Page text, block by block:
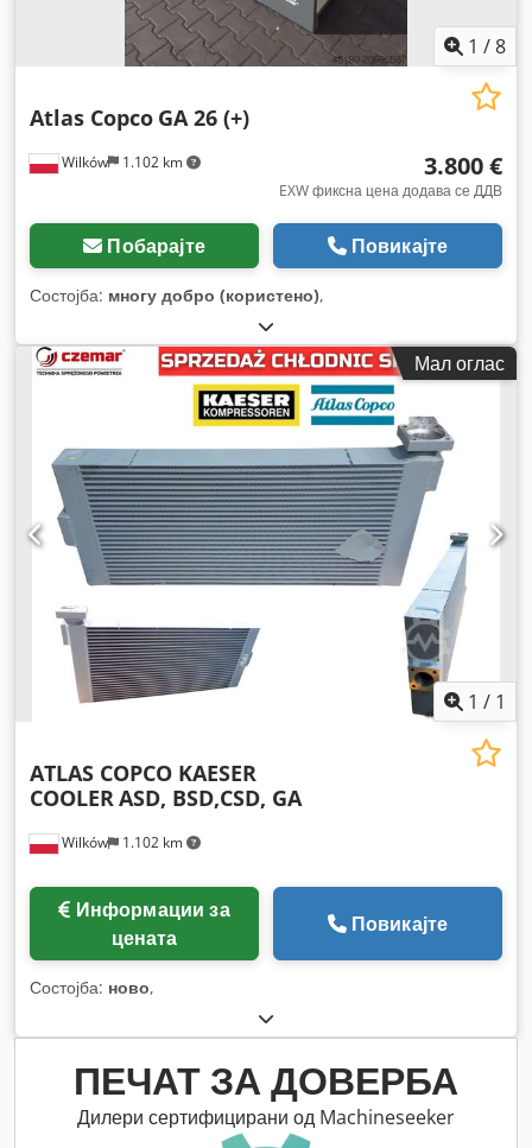
1 /8
Wilków 1.102 km
Atlas Copco GA 26 (+)
3.800 €
EXW фиксна цена додава се ДДВ
Побарајте Повикајте
Состојба: многу добро (користено),
Мал оглас
1 / 1
Wilków 1.102 km
ATLAS COPCO KAESER
COOLERASD, BSD,CSD, GA
цената
Повикајте
Состојба: ново,
ПЕЧАТ ЗА ДОВЕРБА
Дилери сертифицирани од Machineseeker